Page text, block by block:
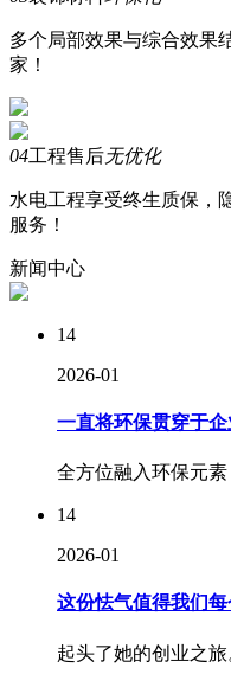
多个局部效果与综合效果
家！
04工程售后无优化
水电工程享受终生质保，
服务！
新闻中心
14
2026-01
一直将环保贯穿于
全方位融入环保元
14
2026-01
这份怯气值得我们每
起头了她的创业之